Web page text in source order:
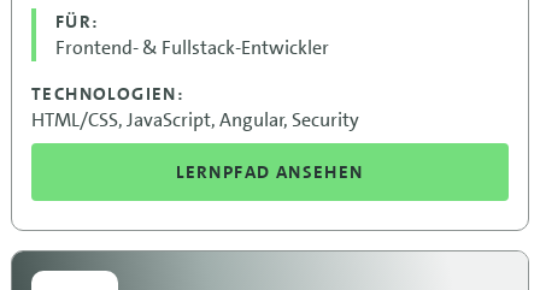
FÜR:
Frontend- & Fullstack-Entwickler
TECHNOLOGIEN:
HTML/CSS, JavaScript, Angular, Security
LERNPFAD ANSEHEN